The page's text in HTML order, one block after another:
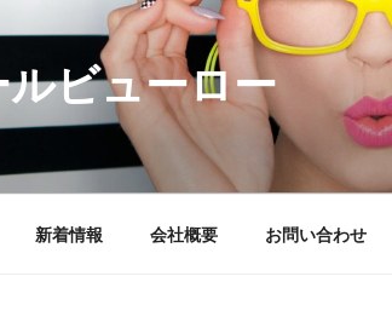
ビューロー
新着情報 会社概要 お問い合わせ